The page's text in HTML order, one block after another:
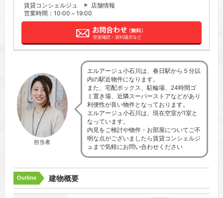
賃貸コンシェルジュ
店舗情報
営業時間：10:00～19:00
担当者
エルアージュ小石川は、春日駅から５分以
内の駅近物件になります。
また、宅配ボックス、駐輪場、24時間ゴ
ミ置き場、近隣スーパーストアなどがあり
利便性が良い物件となっております。
エルアージュ小石川は、現在空室が1室と
なっています。
内見をご検討や物件・お部屋についてご不
明な点がございましたら賃貸コンシェルジ
ュまで気軽にお問い合わせください
Outline 建物概要